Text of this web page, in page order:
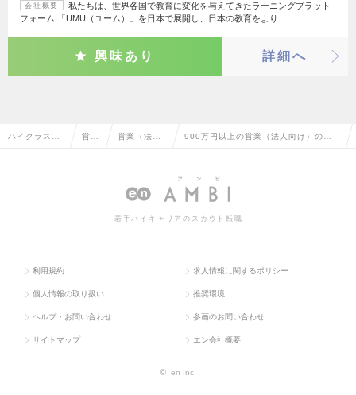
会社概要
私たちは、世界各国で教育に変化を与えてきたラーニングプラット
フォーム 「UMU（ユーム）」を日本で展開し、日本の教育をより…
興味あり 詳細へ
ハイクラス求 営業 営業（法人 900万円以上の営業（法人向け）の転
若手ハイキャリアのスカウト転職
利用規約 求人情報に関するポリシー
個人情報の取り扱い 推奨環境
ヘルプ・お問い合わせ 参画のお問い合わせ
サイトマップ エン会社概要
© en Inc.